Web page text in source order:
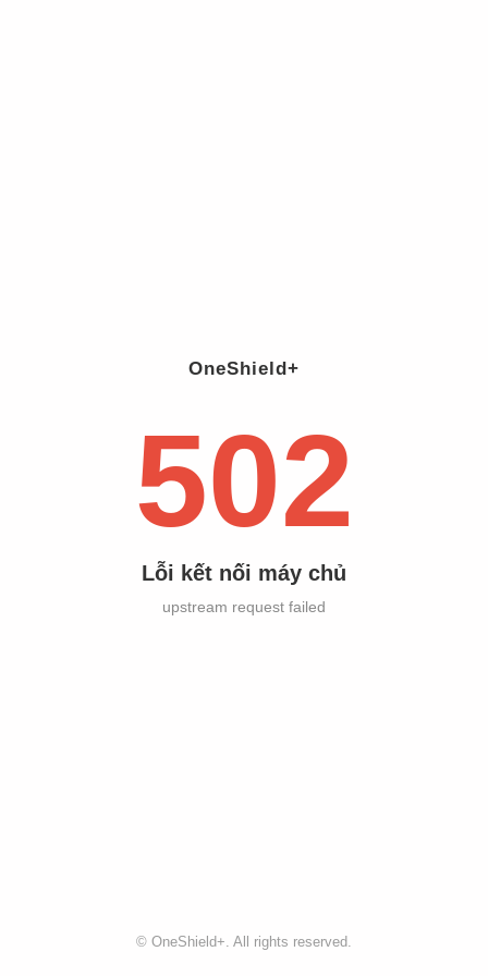
OneShield+
502
Lỗi kết nối máy chủ
upstream request failed
© OneShield+. All rights reserved.